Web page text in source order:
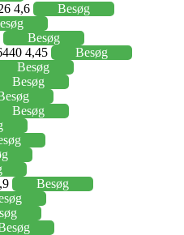
4,6
Besøg
Besøg
4,45
Besøg
Besøg
Besøg
Besøg
Besøg